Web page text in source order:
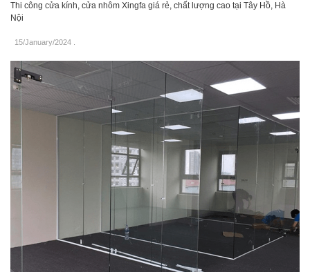
Thi công cửa kính, cửa nhôm Xingfa giá rẻ, chất lượng cao tại Tây Hồ, Hà
Nội
15/January/2024